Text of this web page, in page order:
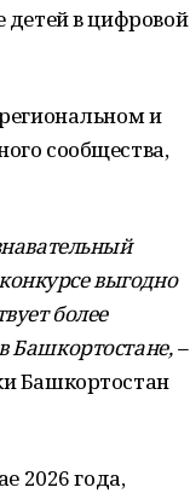
детей в цифровой
и
сообщества,
выгодно
более
–
Башкортостан
2026 года,